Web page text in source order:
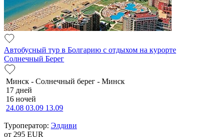
Автобусный тур в Болгарию с отдыхом на курорте
Солнечный Берег
Минск - Солнечный берег - Минск
17 дней
16 ночей
24.08 03.09 13.09
Туроператор: Элдиви
от 295 EUR